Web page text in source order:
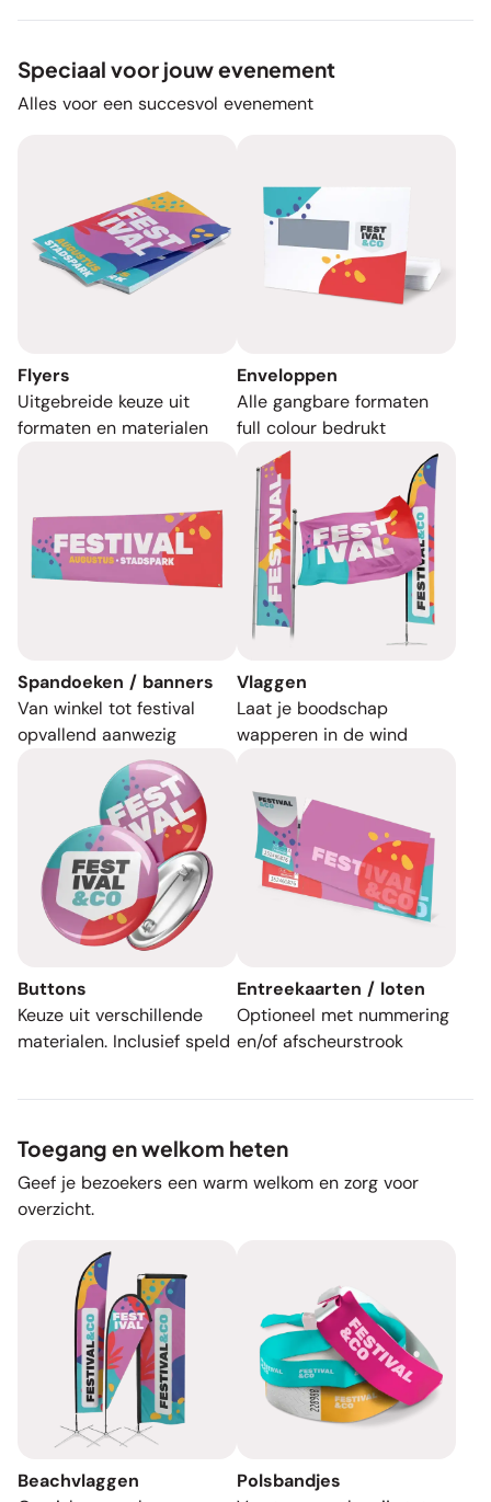
Speciaal voor jouw evenement
Alles voor een succesvol evenement
Flyers
Uitgebreide keuze uit
formaten en materialen
Enveloppen
Alle gangbare formaten
full colour bedrukt
Spandoeken / banners
Van winkel tot festival
opvallend aanwezig
Vlaggen
Laat je boodschap
wapperen in de wind
Buttons
Keuze uit verschillende
materialen. Inclusief speld
Entreekaarten / loten
Optioneel met nummering
en/of afscheurstrook
Toegang en welkom heten
Geef je bezoekers een warm welkom en zorg voor
overzicht.
Beachvlaggen
Polsbandjes